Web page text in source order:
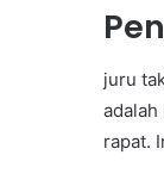
juru
adalah
rapat.